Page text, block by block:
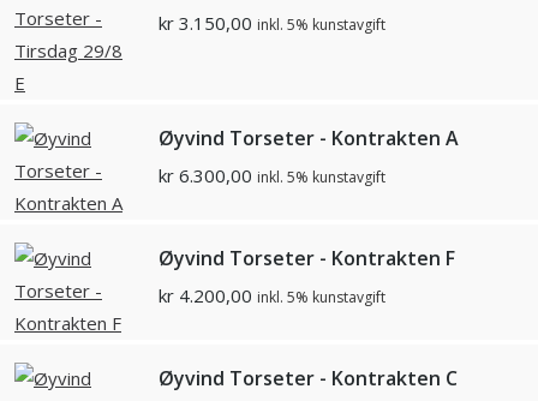
kr 3.150,00 inkl. 5% kunstavgift
Øyvind Torseter - Kontrakten A
kr 6.300,00 inkl. 5% kunstavgift
Øyvind Torseter - Kontrakten F
kr 4.200,00 inkl. 5% kunstavgift
Øyvind Torseter - Kontrakten C